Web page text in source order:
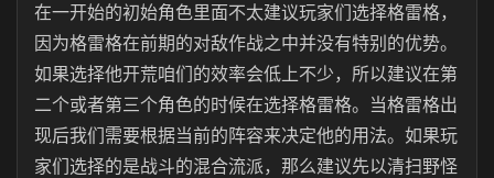
在一开始的初始角色里面不太建议玩家们选择格雷格，
因为格雷格在前期的对敌作战之中并没有特别的优势。
如果选择他开荒咱们的效率会低上不少，所以建议在第
二个或者第三个角色的时候在选择格雷格。当格雷格出
现后我们需要根据当前的阵容来决定他的用法。如果玩
家们选择的是战斗的混合流派，那么建议先以清扫野怪